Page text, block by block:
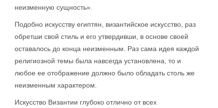
неизменную сущность».
Подобно искусству египтян, византийское искусство, раз
обретши свой стиль и его утвердивши, в основе своей
оставалось до конца неизменным. Раз сама идея каждой
религиозной темы была навсегда установлена, то и
любое ее отображение должно было обладать столь же
неизменным характером.
Искусство Византии глубоко отлично от всех